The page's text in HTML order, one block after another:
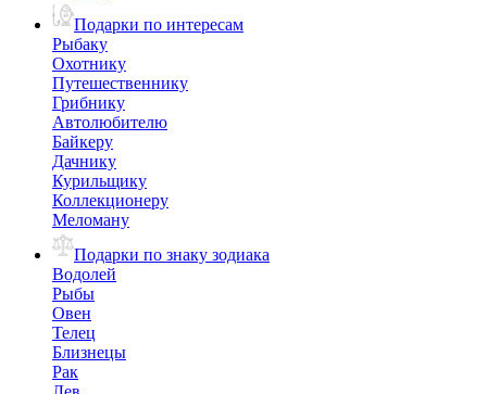
Подарки по интересам
Рыбаку
Охотнику
Путешественнику
Грибнику
Автолюбителю
Байкеру
Дачнику
Курильщику
Коллекционеру
Меломану
Подарки по знаку зодиака
Водолей
Рыбы
Овен
Телец
Близнецы
Рак